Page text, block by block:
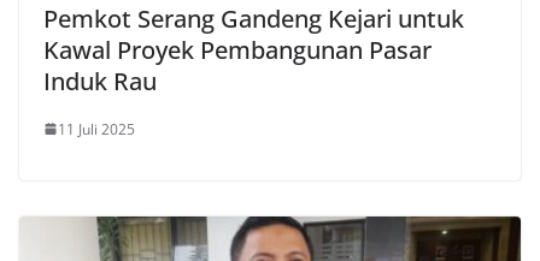
Pemkot Serang Gandeng Kejari untuk
Kawal Proyek Pembangunan Pasar
Induk Rau
11 Juli 2025